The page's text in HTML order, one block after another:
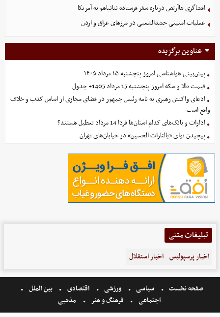
افشاگری هاآرتص درباره سفر فرستاده نتانیاهو به آمریکا
عملیات امنیتی حشدالشعبی در مرزهای عراق و اردن
عناوین برگزیده
پیش‌بینی هواشناسی امروز پنجشنبه ۱۵ مرداد ۱۴۰۵
قیمت طلا و سکه امروز پنجشنبه 15 مرداد 1405+ جدول
ادعای واکنش رهبری به نامه رئیس جمهور در فضای مجازی از اساس کذب و خلاف
واقع است
ادارات و بانک‌های کدام استان‌ها فردا 14 مرداد تعطیل هستند؟
پیچیدن نوای «یالثارات الحسین» در خیابان‌های تهران
تبلیغات متنی
اخبار پرسپولیس اخبار استقلال
صفحه نخست سیاسی ورزشی اقتصادی
بین الملل
اجتماعی
فرهنگ و هنر مذهبی